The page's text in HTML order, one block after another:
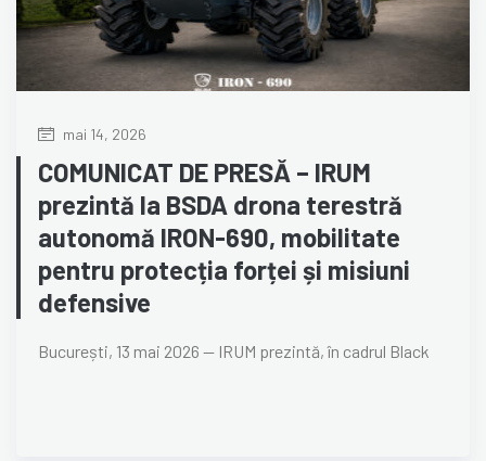
mai 14, 2026
COMUNICAT DE PRESĂ – IRUM
prezintă la BSDA drona terestră
autonomă IRON-690, mobilitate
pentru protecția forței și misiuni
defensive
București, 13 mai 2026 — IRUM prezintă, în cadrul Black